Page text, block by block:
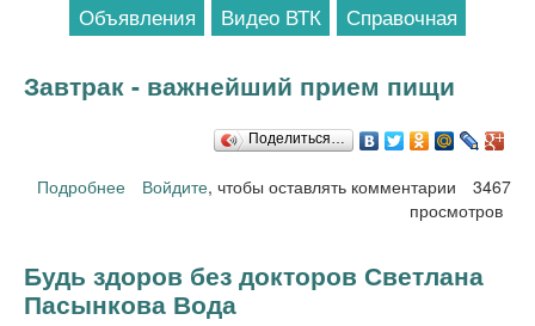
Объявления
Видео ВТК Справочная
Завтрак - важнейший прием пищи
Поделиться…
Подробнее о Завтрак - важнейший прием пищи
Войдите, чтобы оставлять комментарии
3467
просмотров
Будь здоров без докторов Светлана
Пасынкова Вода